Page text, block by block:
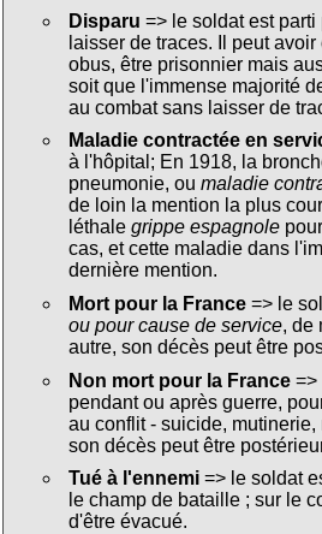
Disparu => le soldat est
laisser de traces. Il peut
obus, être prisonnier mais
soit que l'immense majorité
au combat sans laisser de
Maladie contractée en
à l'hôpital; En 1918, la
pneumonie, ou maladie
de loin la mention la plus
léthale grippe espagnole
cas, et cette maladie dans
dernière mention.
Mort pour la France=> le
ou pour cause de service, de
autre, son décès peut être
Non mort pour la France=>
pendant ou après guerre,
au conflit - suicide,
son décès peut être
Tué à l'ennemi=> le soldat
le champ de bataille ; sur le
d'être évacué.